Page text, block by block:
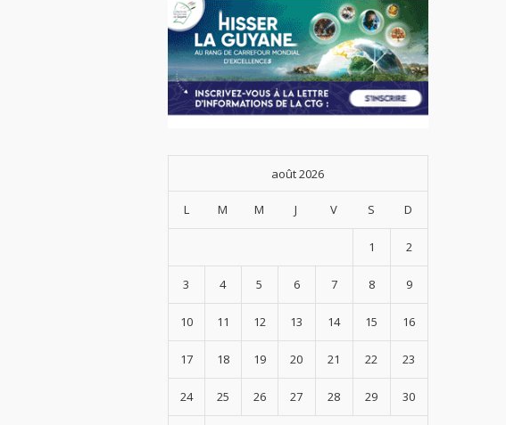
août 2026
L M M J V S D
1 2
3 4 5 6 7 8 9
10 11 12 13 14 15 16
17 18 19 20 21 22 23
24 25 26 27 28 29 30